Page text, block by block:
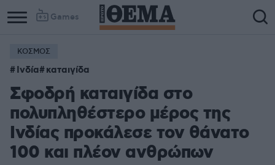
Games
ΚΟΣΜΟΣ
Ινδία καταιγίδα
Σφοδρή καταιγίδα στο
πολυπληθέστερο μέρος της
Ινδίας προκάλεσε τον θάνατο
100 και πλέον ανθρώπων